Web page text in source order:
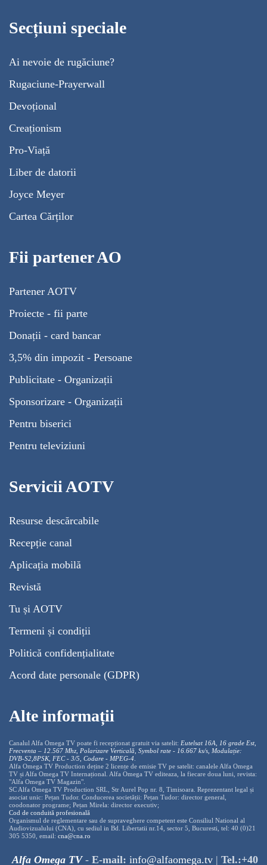
Secțiuni speciale
Ai nevoie de rugăciune?
Rugaciune-Prayerwall
Devoțional
Creaționism
Pro-Viață
Liber de datorii
Joyce Meyer
Cartea Cărților
Fii partener AO
Partener AOTV
Proiecte - fii parte
Donații - card bancar
3,5% din impozit - Persoane
Publicitate - Organizații
Sponsorizare - Organizații
Pentru biserici
Pentru televiziuni
Servicii AOTV
Resurse descărcabile
Recepție canal
Aplicația mobilă
Revistă
Tu și AOTV
Termeni și condiții
Politică confidențialitate
Acord date personale (GDPR)
Alte informații
Canalul Alfa Omega TV poate fi recepționat gratuit via satelit: Eutelsat 16A, 16 grade Est,
Frecventa – 12.567 Mhz, Polarizare Verticală, Symbol rate - 16.667 ks/s, Modulație:
DVB-S2,8PSK, FEC - 3/5, Codare - MPEG-4
Alfa Omega TV Production deține 2 licențe de emisie TV pe satelit: canalele Alfa Omega
TV și Alfa Omega TV Internațional. Alfa Omega TV editeaza, la fiecare doua luni, revista:
"Alfa Omega TV Magazin".
SC Alfa Omega TV Production SRL, Str Aurel Pop nr. 8, Timisoara. Reprezentant legal și
asociat unic: Pețan Tudor. Conducerea societății: Pețan Tudor: director general,
coodonator programe; Pețan Mirela: director executiv;
Cod de conduită profesională
Organismul de reglementare sau de supraveghere competent este Consiliul National al
Audiovizualului (CNA), cu sediul in Bd. Libertatii nr.14, sector 5, Bucuresti, tel: 40 (0)21
305 5350, email: cna@cna.ro
Alfa Omega TV- E-mail: info@alfaomega.tv | Tel.:+40